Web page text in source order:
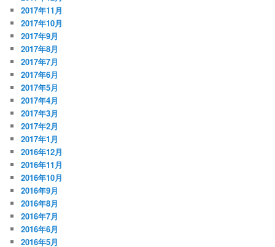
2017年11月
2017年10月
2017年9月
2017年8月
2017年7月
2017年6月
2017年5月
2017年4月
2017年3月
2017年2月
2017年1月
2016年12月
2016年11月
2016年10月
2016年9月
2016年8月
2016年7月
2016年6月
2016年5月